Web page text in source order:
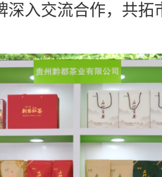
深入交流合作，共拓